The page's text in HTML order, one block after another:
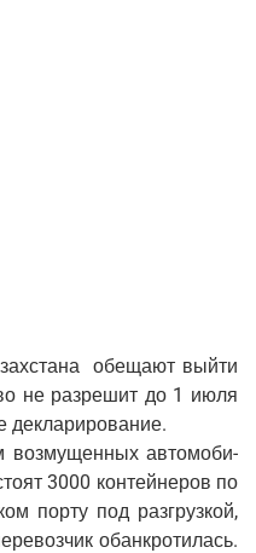
обе­ща­ют вый­ти
не раз­ре­шит до 1 июля
декларирование.
воз­му­щен­ных авто­мо­би­
3000 кон­тей­не­ров по
пор­ту под раз­груз­кой,
обанк­ро­ти­лась.